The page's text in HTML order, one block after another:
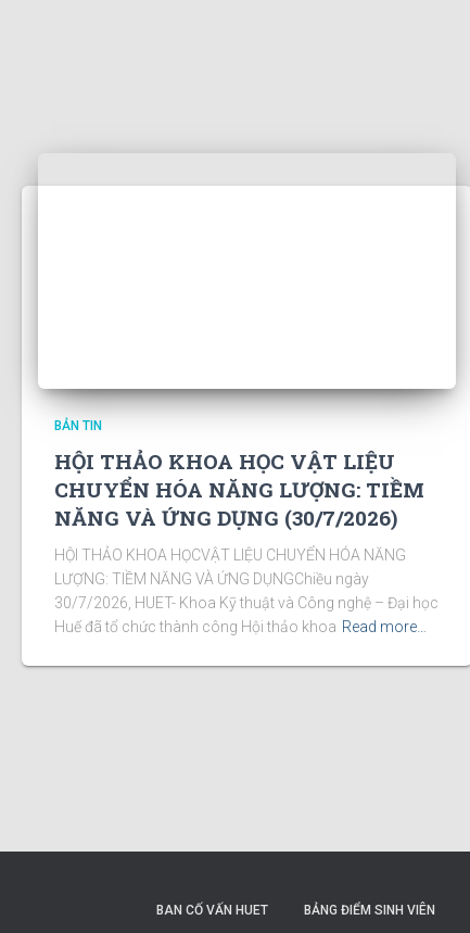
BẢN TIN
HỘI THẢO KHOA HỌC VẬT LIỆU
CHUYỂN HÓA NĂNG LƯỢNG: TIỀM
NĂNG VÀ ỨNG DỤNG (30/7/2026)
HỘI THẢO KHOA HỌCVẬT LIỆU CHUYỂN HÓA NĂNG
LƯỢNG: TIỀM NĂNG VÀ ỨNG DỤNGChiều ngày
30/7/2026, HUET- Khoa Kỹ thuật và Công nghệ – Đại học
Huế đã tổ chức thành công Hội thảo khoa Read more…
BAN CỐ VẤN HUET BẢNG ĐIỂM SINH VIÊN